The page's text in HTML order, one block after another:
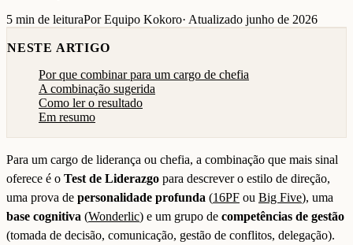
5 min de leituraPor Equipo Kokoro· Atualizado junho de 2026
NESTE ARTIGO
Por que combinar para um cargo de chefia
A combinação sugerida
Como ler o resultado
Em resumo
Para um cargo de liderança ou chefia, a combinação que mais sinal
oferece é o Test de Liderazgo para descrever o estilo de direção,
uma prova de personalidade profunda (16PF ou Big Five), uma
base cognitiva (Wonderlic) e um grupo de competências de gestão
(tomada de decisão, comunicação, gestão de conflitos, delegação).